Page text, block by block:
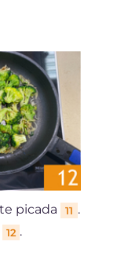
picada 11 .
12 .